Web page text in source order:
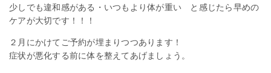
少しでも違和感がある・いつもより体が重い と感じたら早めの
ケアが大切です！！！
２月にかけてご予約が埋まりつつあります！
症状が悪化する前に体を整えてあげましょう。